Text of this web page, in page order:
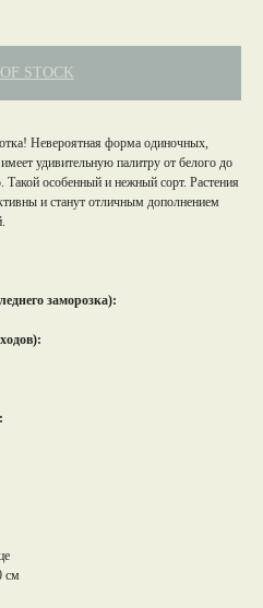
STOCK
Невероятная форма одиночных,
удивительную палитру от белого до
особенный и нежный сорт. Растения
и станут отличным дополнением
заморозка):
см